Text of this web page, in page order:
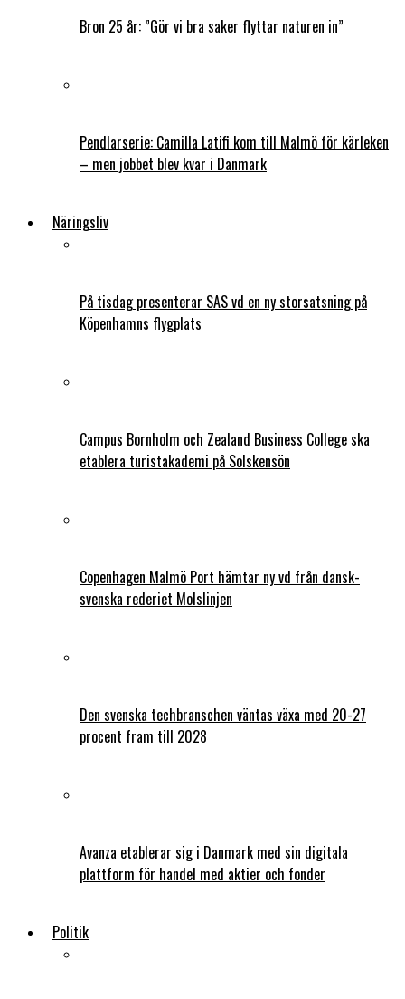
Bron 25 år: ”Gör vi bra saker flyttar naturen in”
Pendlarserie: Camilla Latifi kom till Malmö för kärleken
– men jobbet blev kvar i Danmark
Näringsliv
På tisdag presenterar SAS vd en ny storsatsning på
Köpenhamns flygplats
Campus Bornholm och Zealand Business College ska
etablera turistakademi på Solskensön
Copenhagen Malmö Port hämtar ny vd från dansk-
svenska rederiet Molslinjen
Den svenska techbranschen väntas växa med 20-27
procent fram till 2028
Avanza etablerar sig i Danmark med sin digitala
plattform för handel med aktier och fonder
Politik